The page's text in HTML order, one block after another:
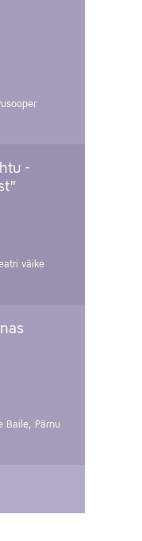
-
väike
Baile, Pärnu